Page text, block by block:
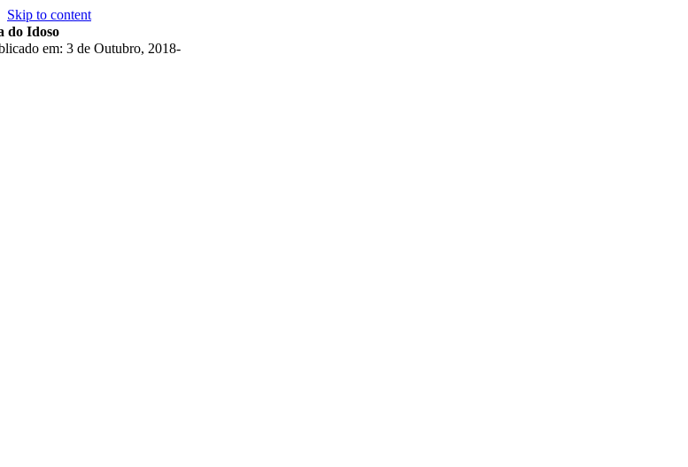
Skip to content
do Idoso
em: 3 de Outubro, 2018-